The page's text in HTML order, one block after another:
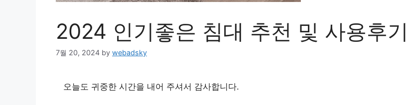
2024 인기좋은 침대 추천 및 사용후기
7월 20, 2024 by webadsky
오늘도 귀중한 시간을 내어 주셔서 감사합니다.